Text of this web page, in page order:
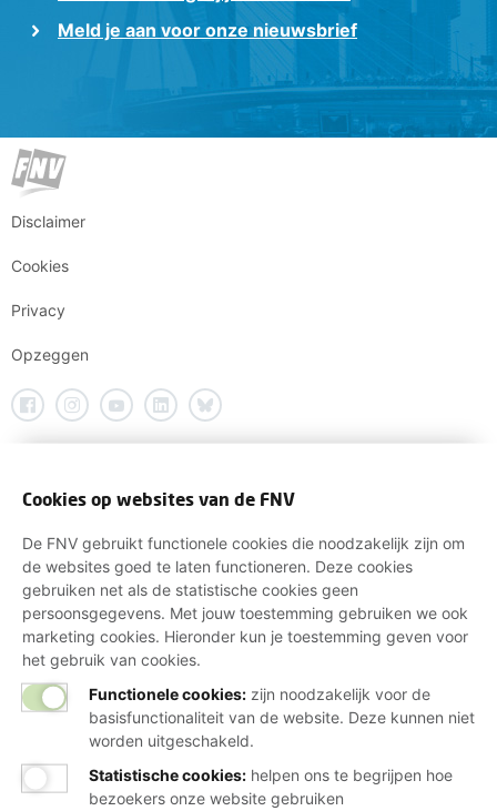
Meld je aan voor onze nieuwsbrief
Disclaimer
Cookies
Privacy
Opzeggen
Cookies op websites van de FNV
De FNV gebruikt functionele cookies die noodzakelijk zijn om
de websites goed te laten functioneren. Deze cookies
gebruiken net als de statistische cookies geen
persoonsgegevens. Met jouw toestemming gebruiken we ook
marketing cookies. Hieronder kun je toestemming geven voor
het gebruik van cookies.
Functionele cookies: zijn noodzakelijk voor de
basisfunctionaliteit van de website. Deze kunnen niet
worden uitgeschakeld.
Statistische cookies: helpen ons te begrijpen hoe
bezoekers onze website gebruiken